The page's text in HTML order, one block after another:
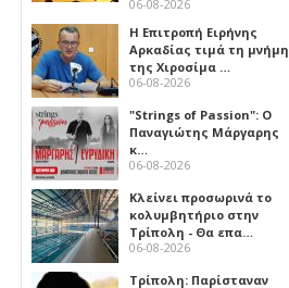
06-08-2026
Η Επιτροπή Ειρήνης
Αρκαδίας τιμά τη μνήμη
της Χιροσίμα …
06-08-2026
"Strings of Passion": Ο
Παναγιώτης Μάργαρης
κ…
06-08-2026
Κλείνει προσωρινά το
κολυμβητήριο στην
Τρίπολη - Θα επα…
06-08-2026
Τρίπολη: Παρίσταναν